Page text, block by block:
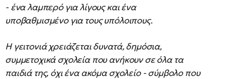
- ένα λαμπερό για λίγους και ένα
υποβαθμισμένο για τους υπόλοιπους.
Η γειτονιά χρειάζεται δυνατά, δημόσια,
συμμετοχικά σχολεία που ανήκουν σε όλα τα
παιδιά της, όχι ένα ακόμα σχολείο - σύμβολο που